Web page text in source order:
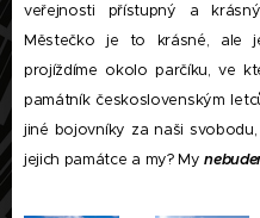
veřejnosti přístupný a
Městečko je to krásné, ale
projíždíme okolo parčíku, ve
památník československým
jiné bojovníky za naši
jejich památce a my? My